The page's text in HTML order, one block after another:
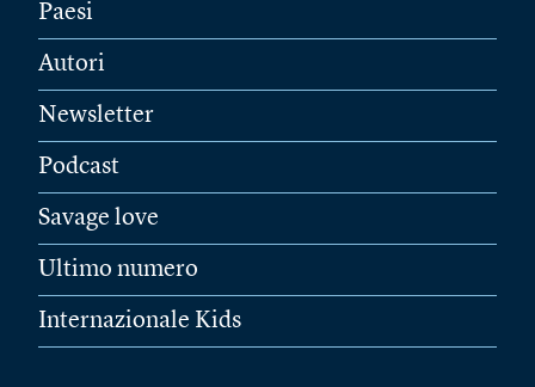
Paesi
Autori
Newsletter
Podcast
Savage love
Ultimo numero
Internazionale Kids